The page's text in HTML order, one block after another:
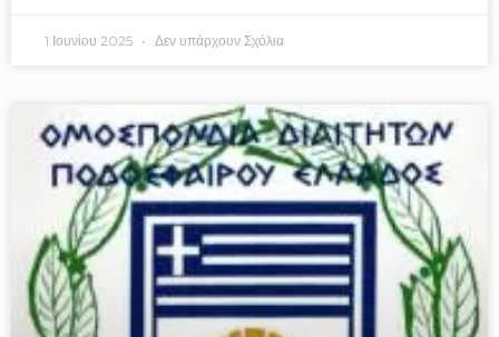
1 Ιουνίου 2025 Δεν υπάρχουν Σχόλια